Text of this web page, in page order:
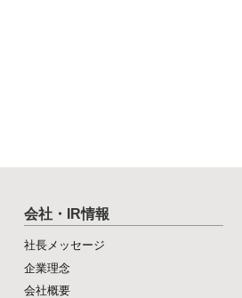
会社・IR情報
社長メッセージ
企業理念
会社概要